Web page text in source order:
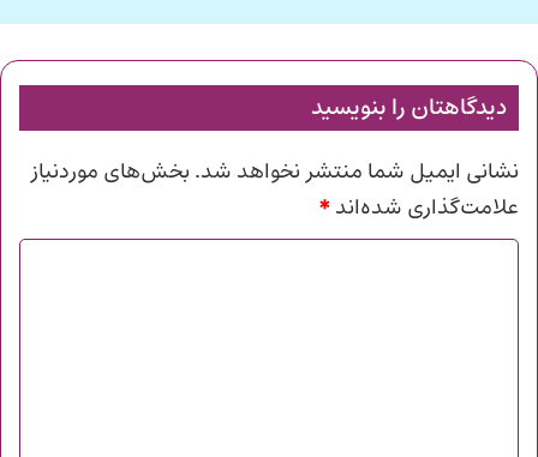
دیدگاهتان را بنویسید
نشانی ایمیل شما منتشر نخواهد شد. بخش‌های موردنیاز
علامت‌گذاری شده‌اند*